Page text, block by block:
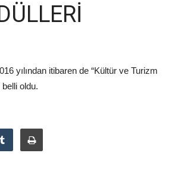
yılından itibaren de “Kültür ve Turizm
belli oldu.